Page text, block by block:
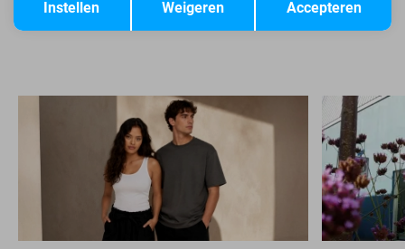
Filter Accepteren
Weigeren
Instellen